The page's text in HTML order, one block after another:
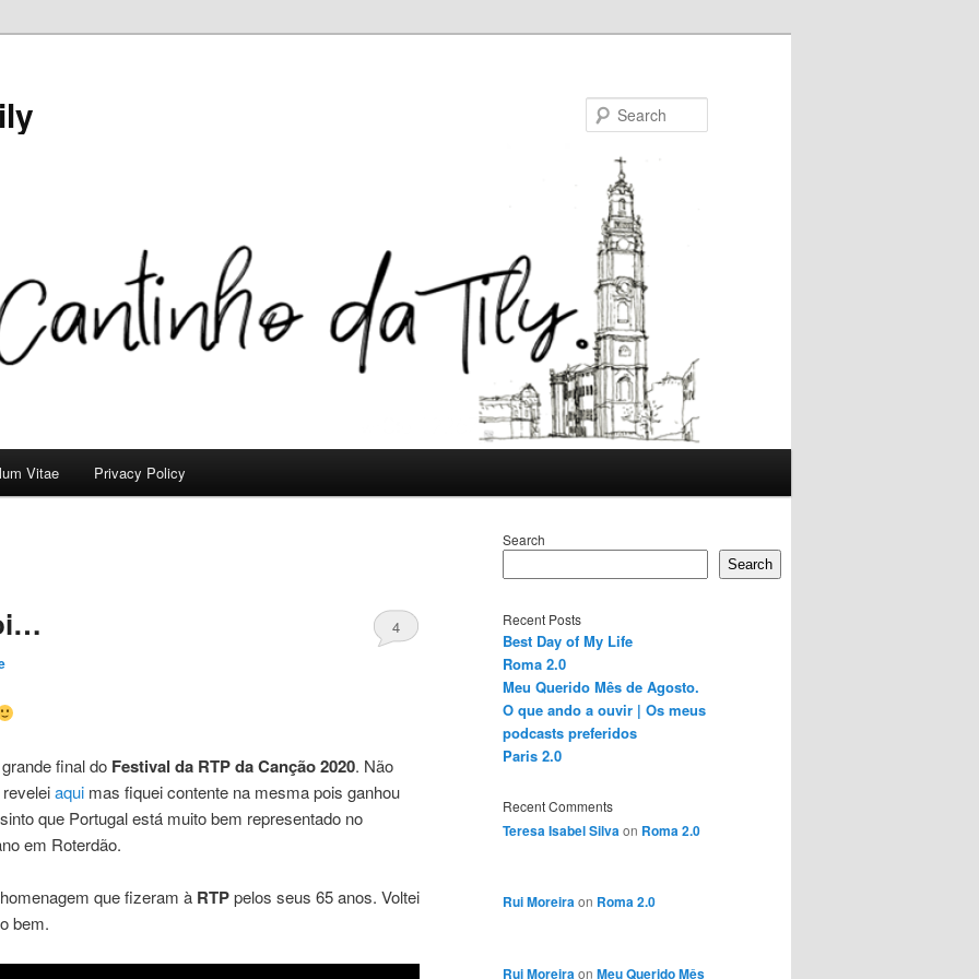
Vitae Privacy Policy
4
final do Festival da RTP da Canção 2020. Não
aqui mas fiquei contente na mesma pois ganhou
que Portugal está muito bem representado no
em Roterdão.
que fizeram à RTPpelos seus 65 anos. Voltei
bem.
Search
Search
Recent Posts
Best Day of My Life
Roma 2.0
Meu Querido Mês de Agosto.
O que ando a ouvir | Os meus
podcasts preferidos
Paris 2.0
Recent Comments
Teresa Isabel Silvaon Roma 2.0
Rui Moreiraon Roma 2.0
Rui Moreiraon Meu Querido Mês